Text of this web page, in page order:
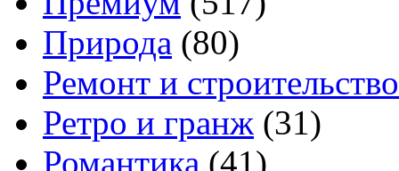
Природа (80)
Ремонт и строительство
Ретро и гранж (31)
Романтика (41)